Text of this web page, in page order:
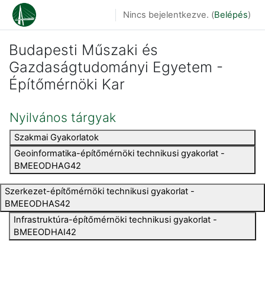
Tovább a fő tartalomhoz
Nincs bejelentkezve. (Belépés)
Budapesti Műszaki és
Gazdaságtudományi Egyetem -
Építőmérnöki Kar
Nyilvános tárgyak
Szakmai Gyakorlatok
Geoinformatika-építőmérnöki technikusi gyakorlat -
BMEEODHAG42
Szerkezet-építőmérnöki technikusi gyakorlat -
BMEEODHAS42
Infrastruktúra-építőmérnöki technikusi gyakorlat -
BMEEODHAI42